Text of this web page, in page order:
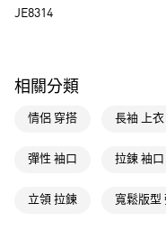
付款後全家取貨
每筆NT$80，滿NT$1,500(
付款後萊爾富取貨
每筆NT$80，滿NT$1,500(
JE8314
相關分類
情侶 穿搭 長袖 上衣
彈性 袖口 拉鍊 袖口
立領 拉鍊 寬鬆版型